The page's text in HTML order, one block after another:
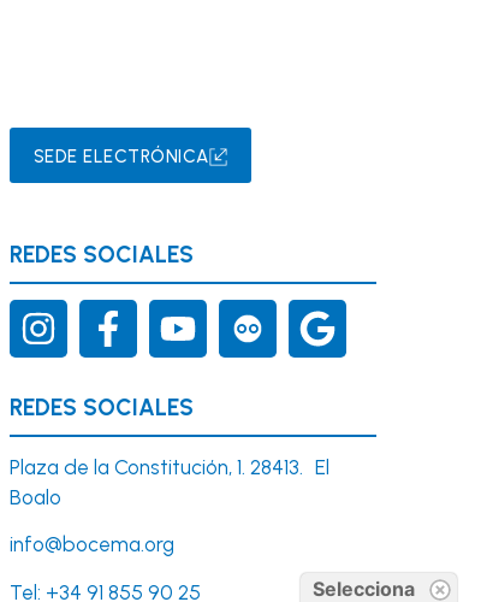
SEDE ELECTRÓNICA
REDES SOCIALES
REDES SOCIALES
Plaza de la Constitución, 1. 28413. El
Boalo
info@bocema.org
Tel: +34 91 855 90 25
Selecciona